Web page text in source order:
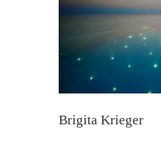
Brigita Krieger